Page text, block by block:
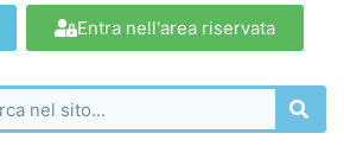
Entra nell'area riservata